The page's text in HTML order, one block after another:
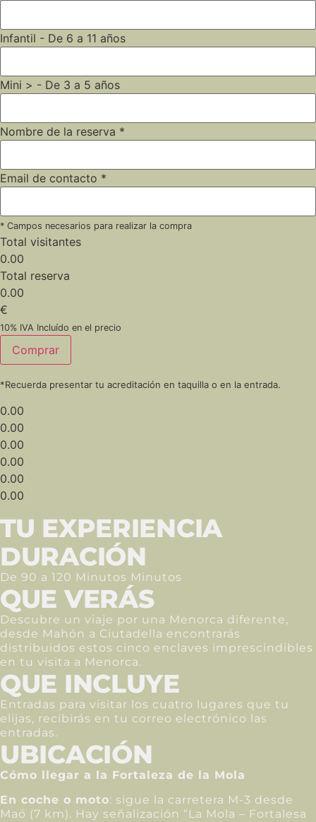
Infantil - De 6 a 11 años
Mini > - De 3 a 5 años
Nombre de la reserva *
Email de contacto *
* Campos necesarios para realizar la compra
Total visitantes
0.00
Total reserva
0.00
€
10% IVA Incluído en el precio
Comprar
*Recuerda presentar tu acreditación en taquilla o en la entrada.
0.00
0.00
0.00
0.00
0.00
0.00
TU EXPERIENCIA
DURACIÓN
De 90 a 120 Minutos Minutos
QUE VERÁS
Descubre un viaje por una Menorca diferente,
desde Mahón a Ciutadella encontrarás
distribuidos estos cinco enclaves imprescindibles
en tu visita a Menorca.
QUE INCLUYE
Entradas para visitar los cuatro lugares que tu
elijas, recibirás en tu correo electrónico las
entradas.
UBICACIÓN
Cómo llegar a la Fortaleza de la Mola
En coche o moto: sigue la carretera M-3 desde
Maó (7 km). Hay señalización “La Mola – Fortalesa